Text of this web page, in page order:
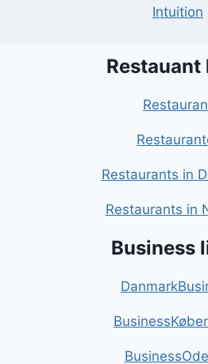
Intuition
Restauant
Restaurants in
Restaurants in
Business